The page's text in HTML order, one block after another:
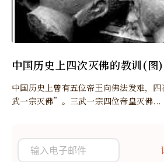
中国历史上四次灭佛的教训(图)
中国历史上曾有五位帝王向佛法发难，
武一宗灭佛”。三武一宗四位帝皇灭佛...